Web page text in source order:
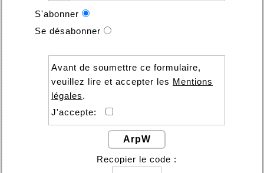
S'abonner
Se désabonner
Avant de soumettre ce formulaire,
veuillez lire et accepter les Mentions
légales.
J'accepte:
ArpW
Recopier le code :